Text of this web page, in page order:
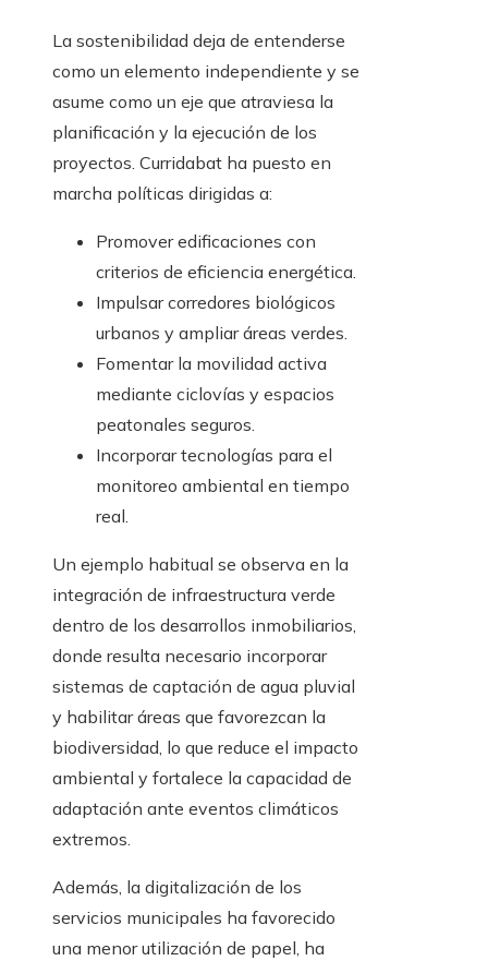
La sostenibilidad deja de entenderse
como un elemento independiente y se
asume como un eje que atraviesa la
planificación y la ejecución de los
proyectos. Curridabat ha puesto en
marcha políticas dirigidas a:
Promover edificaciones con
criterios de eficiencia energética.
Impulsar corredores biológicos
urbanos y ampliar áreas verdes.
Fomentar la movilidad activa
mediante ciclovías y espacios
peatonales seguros.
Incorporar tecnologías para el
monitoreo ambiental en tiempo
real.
Un ejemplo habitual se observa en la
integración de infraestructura verde
dentro de los desarrollos inmobiliarios,
donde resulta necesario incorporar
sistemas de captación de agua pluvial
y habilitar áreas que favorezcan la
biodiversidad, lo que reduce el impacto
ambiental y fortalece la capacidad de
adaptación ante eventos climáticos
extremos.
Además, la digitalización de los
servicios municipales ha favorecido
una menor utilización de papel, ha